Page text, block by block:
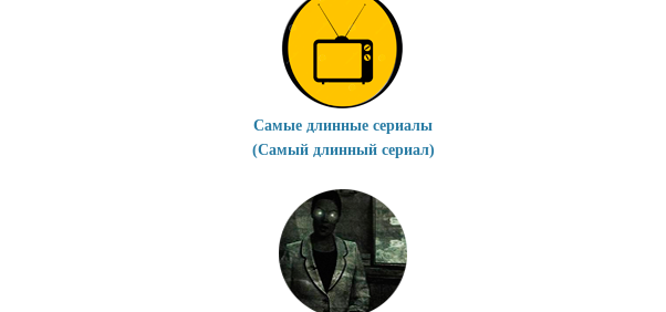
Самые длинные сериалы
(Самый длинный сериал)